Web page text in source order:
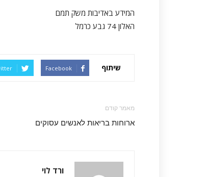
המידע באדיבות משק תמם
האלון 74 גבע כרמל
שיתוף Facebook
מאמר קודם
ארוחות בריאות לאנשים עסוקים
ורד לוי